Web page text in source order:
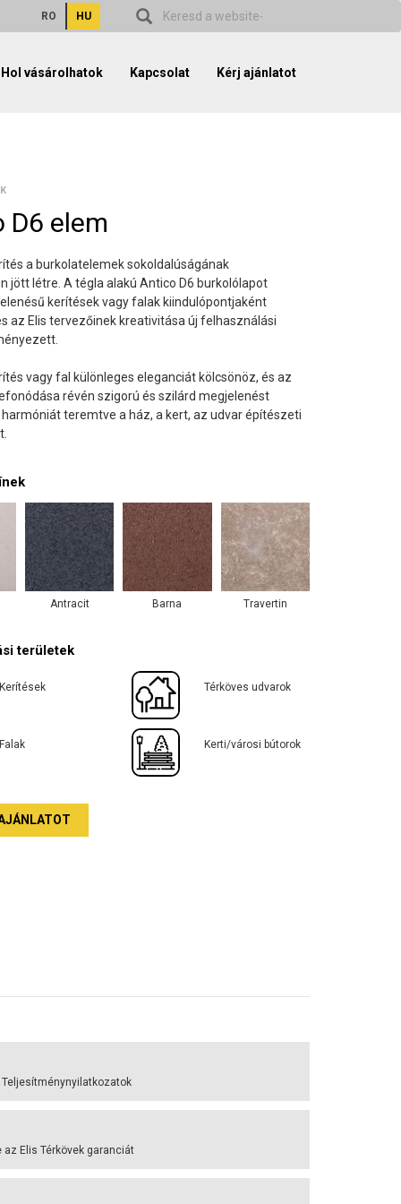
RO HU
Hol vásárolhatok Kapcsolat Kérj ajánlatot
D6 elem
a burkolatelemek sokoldalúságának
jött létre. A tégla alakú Antico D6 burkolólapot
kerítések vagy falak kiindulópontjaként
az Elis tervezőinek kreativitása új felhasználási
vagy fal különleges eleganciát kölcsönöz, és az
révén szigorú és szilárd megjelenést
teremtve a ház, a kert, az udvar építészeti
Antracit Barna Travertin
területek
Kerítések Térköves udvarok
Falak Kerti/városi bútorok
az Elis Térkövek garanciát